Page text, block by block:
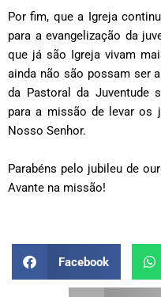
Por fim, que a Igreja
para a evangelização da
que já são Igreja vivam
ainda não são possam ser
da Pastoral da Juventude
para a missão de levar os
Nosso Senhor.
Parabéns pelo jubileu de
Avante na missão!
Facebook